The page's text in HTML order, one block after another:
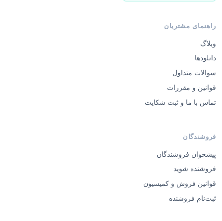
راهنمای مشتریان
وبلاگ
دانلودها
سوالات متداول
قوانین و مقررات
تماس با ما و ثبت شکایت
فروشندگان
پیشخوان فروشندگان
فروشنده شوید
قوانین فروش و کمیسیون
ثبت‌نام فروشنده